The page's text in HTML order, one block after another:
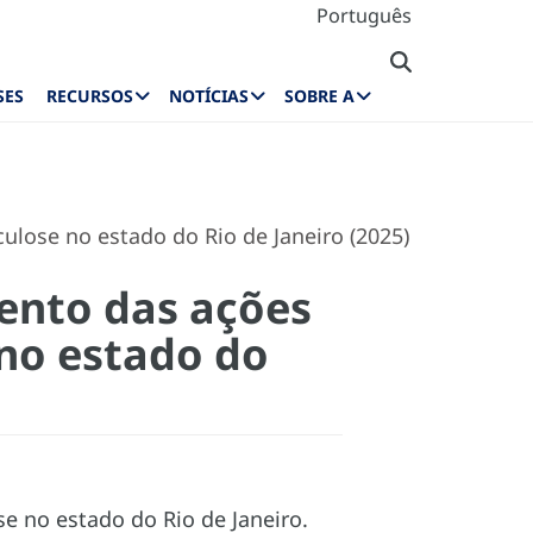
Português
RECURSOS NOTÍCIAS SOBRE A
no estado do Rio de Janeiro (2025)
das ações
estado do
no estado do Rio de Janeiro.